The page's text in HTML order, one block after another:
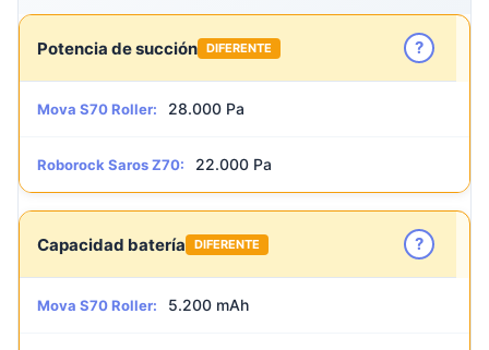
Potencia de succión DIFERENTE ?
Mova S70 Roller: 28.000 Pa
Roborock Saros Z70: 22.000 Pa
Capacidad batería DIFERENTE ?
Mova S70 Roller: 5.200 mAh